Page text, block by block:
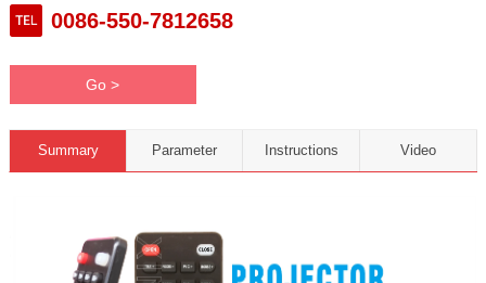
0086-550-7812658
Go >
Summary Parameter Instructions Video